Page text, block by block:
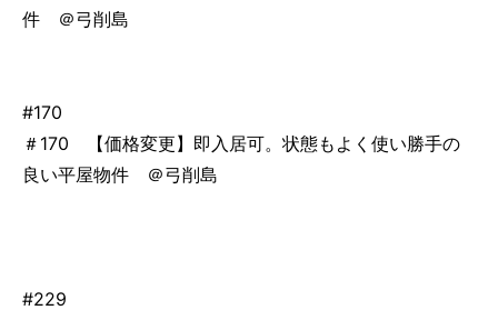
件 ＠弓削島
#170
＃170 【価格変更】即入居可。状態もよく使い勝手の
良い平屋物件 ＠弓削島
#229